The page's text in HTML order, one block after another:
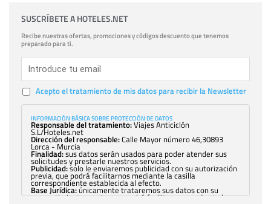
SUSCRÍBETE A HOTELES.NET
Recibe nuestras ofertas, promociones y códigos descuento que tenemos
preparado para ti.
Acepto el tratamiento de mis datos para recibir la Newsletter
INFORMACIÓN BÁSICA SOBRE PROTECCIÓN DE DATOS
Responsable del tratamiento:Viajes Anticiclón
S.L/Hoteles.net
Dirección del responsable:Calle Mayor número 46,30893
Lorca - Murcia
Finalidad:sus datos serán usados para poder atender sus
solicitudes y prestarle nuestros servicios.
Publicidad:solo le enviaremos publicidad con su autorización
previa, que podrá facilitarnos mediante la casilla
correspondiente establecida al efecto.
Base Jurídica:únicamente trataremos sus datos con su
consentimiento previo, que podrá facilitarnos mediante la